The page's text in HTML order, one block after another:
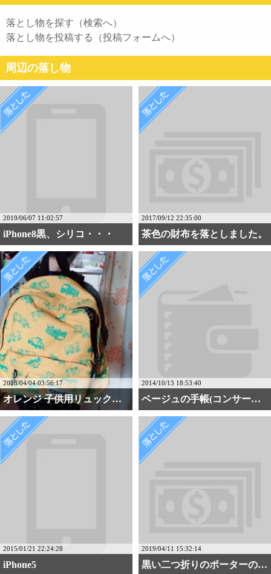
落とし物を探す（検索へ）
落とし物を投稿する（投稿フォームへ）
周辺の落し物
2019/06/07 11:02:57
iPhone8黒、シリコ・・・
2017/09/12 22:35:00
茶色の財布を落としました。
2018/04/04 03:56:17
オレンジ 子供用リュック・・・
2014/10/13 18:53:40
ベージュの手帳(コンサー・・・
2015/01/21 22:24:28
iPhone5
2019/04/11 15:32:14
黒い二つ折りのポーターの財布